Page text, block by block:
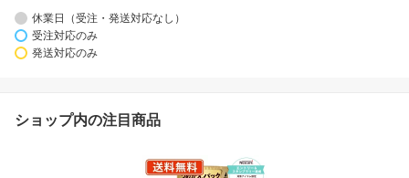
休業日（受注・発送対応なし）
受注対応のみ
発送対応のみ
ショップ内の注目商品